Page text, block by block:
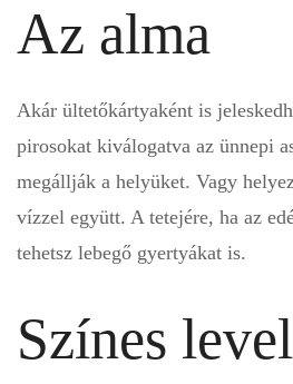
Az alma
Akár ültetőkártyaként is
pirosokat kiválogatva az ünnepi
megállják a helyüket. Vagy
vízzel együtt. A tetejére, ha az
tehetsz lebegő gyertyákat is.
Színes